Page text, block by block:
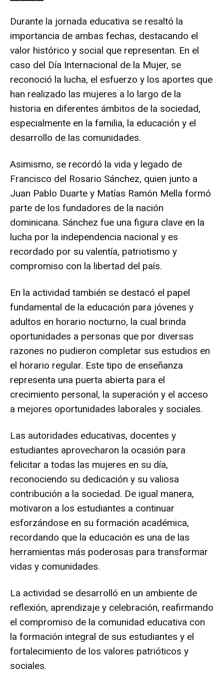
:
:
Durante la jornada educativa se resaltó la
importancia de ambas fechas, destacando el
valor histórico y social que representan. En el
caso del Día Internacional de la Mujer, se
reconoció la lucha, el esfuerzo y los aportes que
han realizado las mujeres a lo largo de la
historia en diferentes ámbitos de la sociedad,
especialmente en la familia, la educación y el
desarrollo de las comunidades.
Asimismo, se recordó la vida y legado de
Francisco del Rosario Sánchez, quien junto a
Juan Pablo Duarte y Matías Ramón Mella formó
parte de los fundadores de la nación
dominicana. Sánchez fue una figura clave en la
lucha por la independencia nacional y es
recordado por su valentía, patriotismo y
compromiso con la libertad del país.
En la actividad también se destacó el papel
fundamental de la educación para jóvenes y
adultos en horario nocturno, la cual brinda
oportunidades a personas que por diversas
razones no pudieron completar sus estudios en
el horario regular. Este tipo de enseñanza
representa una puerta abierta para el
crecimiento personal, la superación y el acceso
a mejores oportunidades laborales y sociales.
Las autoridades educativas, docentes y
estudiantes aprovecharon la ocasión para
felicitar a todas las mujeres en su día,
reconociendo su dedicación y su valiosa
contribución a la sociedad. De igual manera,
motivaron a los estudiantes a continuar
esforzándose en su formación académica,
recordando que la educación es una de las
herramientas más poderosas para transformar
vidas y comunidades.
La actividad se desarrolló en un ambiente de
reflexión, aprendizaje y celebración, reafirmando
el compromiso de la comunidad educativa con
la formación integral de sus estudiantes y el
fortalecimiento de los valores patrióticos y
sociales.